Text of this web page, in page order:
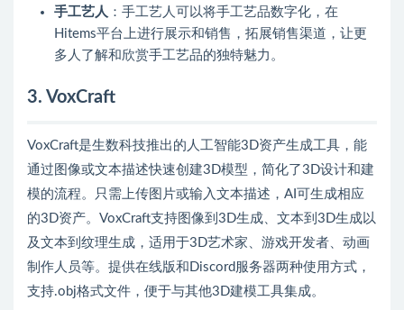
手工艺人 ：手工艺人可以将手工艺品数字化，在
Hitems平台上进行展示和销售，拓展销售渠道，让更
多人了解和欣赏手工艺品的独特魅力。
3. VoxCraft
VoxCraft是生数科技推出的人工智能3D资产生成工具，能
通过图像或文本描述快速创建3D模型，简化了3D设计和建
模的流程。只需上传图片或输入文本描述，AI可生成相应
的3D资产。VoxCraft支持图像到3D生成、文本到3D生成以
及文本到纹理生成，适用于3D艺术家、游戏开发者、动画
制作人员等。提供在线版和Discord服务器两种使用方式，
支持.obj格式文件，便于与其他3D建模工具集成。